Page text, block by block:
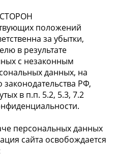
положений
за убытки,
в результате
с незаконным
данных, на
РФ,
в п.п. 5.2, 5.3, 7.2
персональных данных
сайта освобождается